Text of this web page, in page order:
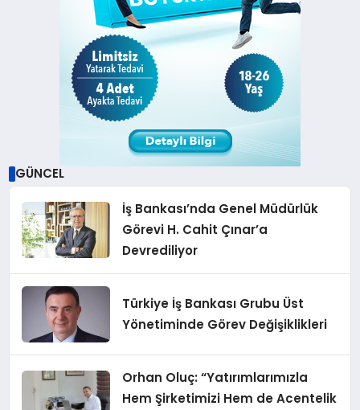
GÜNCEL
İş Bankası’nda Genel Müdürlük
Görevi H. Cahit Çınar’a
Devrediliyor
Türkiye İş Bankası Grubu Üst
Yönetiminde Görev Değişiklikleri
Orhan Oluç: “Yatırımlarımızla
Hem Şirketimizi Hem de Acentelik